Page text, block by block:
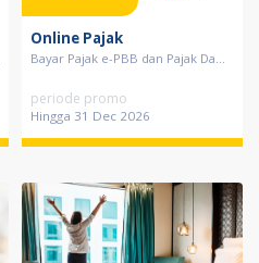
Online Pajak
Bayar Pajak e-PBB dan Pajak Da...
periode promo
Hingga 31 Dec 2026